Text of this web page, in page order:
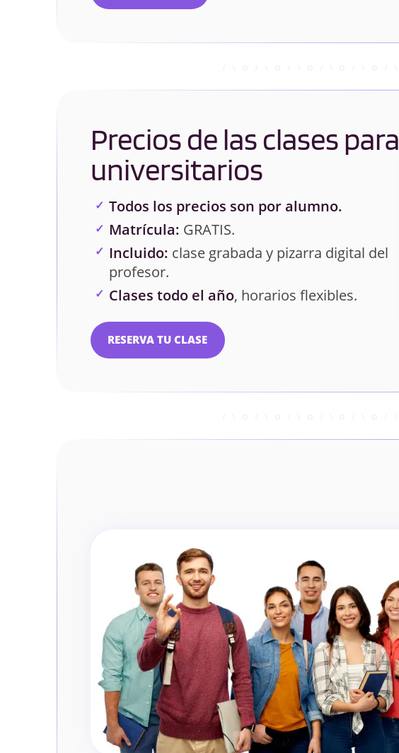
Precios de las clases para
universitarios
Todos los precios son por alumno.
Matrícula: GRATIS.
Incluido: clase grabada y pizarra digital del
profesor.
Clases todo el año, horarios flexibles.
RESERVA TU CLASE